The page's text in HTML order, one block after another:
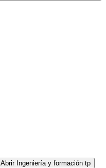
Abrir Ingeniería y formación tp